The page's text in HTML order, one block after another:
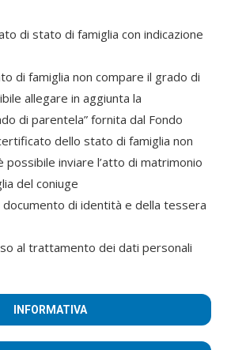
di stato di famiglia con indicazione
di famiglia non compare il grado di
allegare in aggiunta la
di parentela” fornita dal Fondo
dello stato di famiglia non
possibile inviare l’atto di matrimonio
del coniuge
documento di identità e della tessera
al trattamento dei dati personali
INFORMATIVA